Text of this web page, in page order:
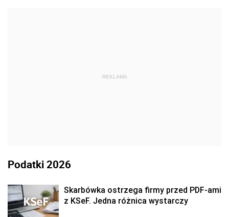
REKLAMA
Podatki 2026
Skarbówka ostrzega firmy przed PDF-ami
z KSeF. Jedna różnica wystarczy